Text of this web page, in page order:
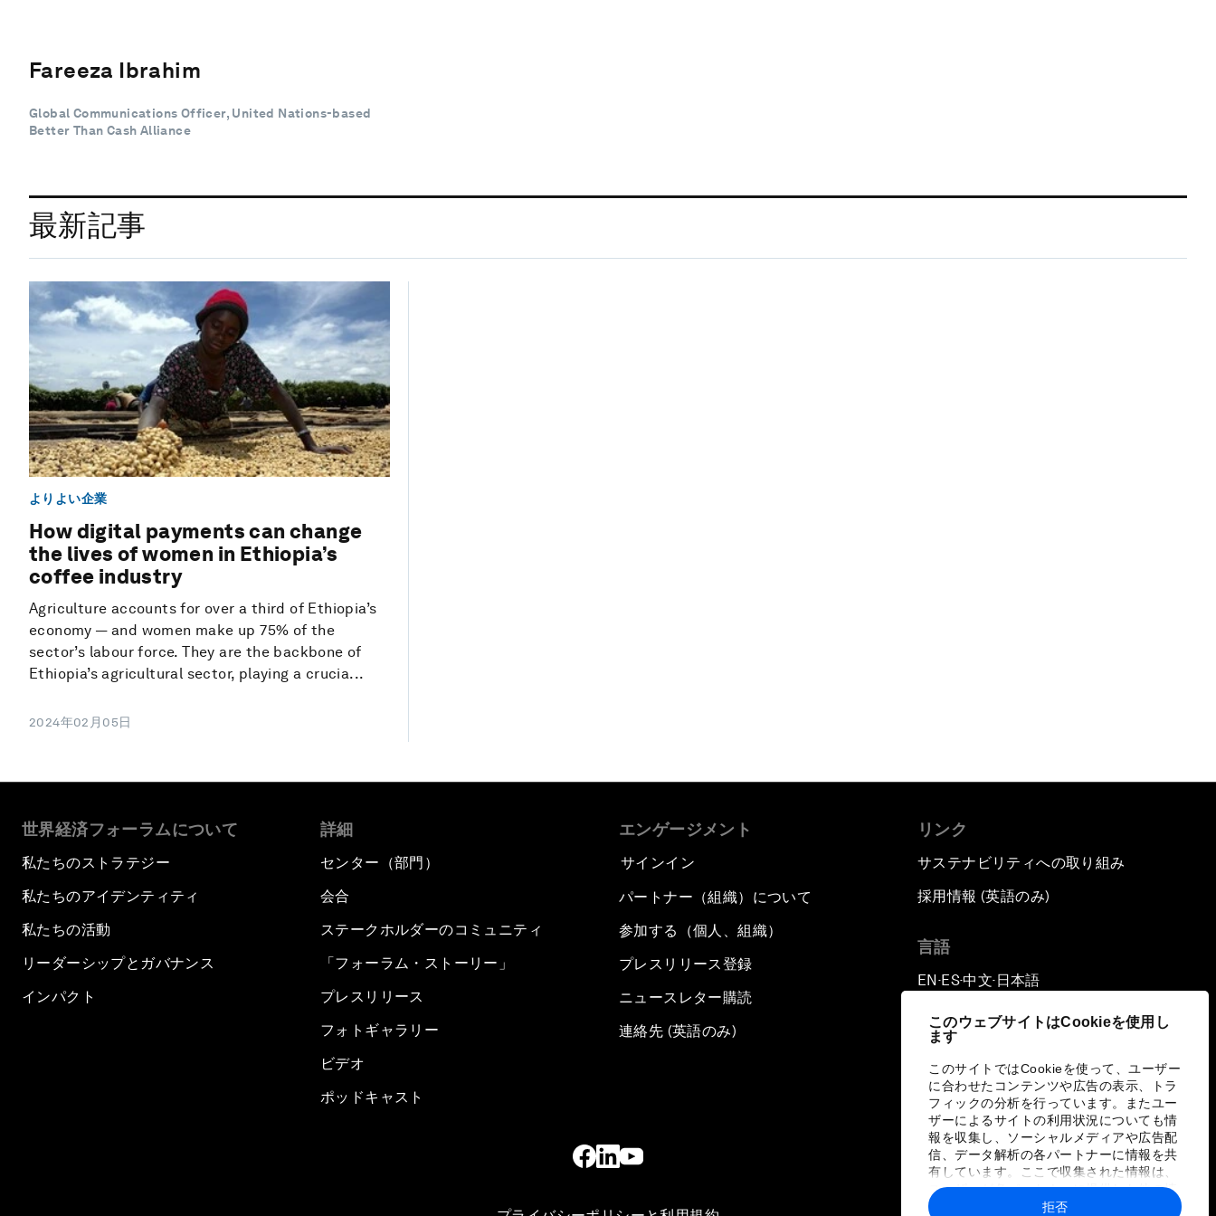
このウェブサイトはCookieを使用し
ます
このサイトではCookieを使って、ユーザー
に合わせたコンテンツや広告の表示、トラ
フィックの分析を行っています。またユー
ザーによるサイトの利用状況についても情
報を収集し、ソーシャルメディアや広告配
信、データ解析の各パートナーに情報を共
有しています。ここで収集された情報は、
ユーザーが各パートナーに提供した他の情
報や各パートナーのサービスを使用した際
拒否
Fareeza Ibrahim
Global Communications Officer, United Nations-based
Better Than Cash Alliance
最新記事
よりよい企業
How digital payments can change
the lives of women in Ethiopia’s
coffee industry
Agriculture accounts for over a third of Ethiopia’s
economy — and women make up 75% of the
sector’s labour force. They are the backbone of
Ethiopia’s agricultural sector, playing a crucia...
2024年02月05日
世界経済フォーラムについて
私たちのストラテジー
私たちのアイデンティティ
私たちの活動
リーダーシップとガバナンス
インパクト
詳細
センター（部門）
会合
ステークホルダーのコミュニティ
「フォーラム・ストーリー」
プレスリリース
フォトギャラリー
ビデオ
ポッドキャスト
エンゲージメント
サインイン
パートナー（組織）について
参加する（個人、組織）
プレスリリース登録
ニュースレター購読
連絡先 (英語のみ)
リンク
サステナビリティへの取り組み
採用情報 (英語のみ)
言語
EN ▪ ES▪中文▪ 日本語